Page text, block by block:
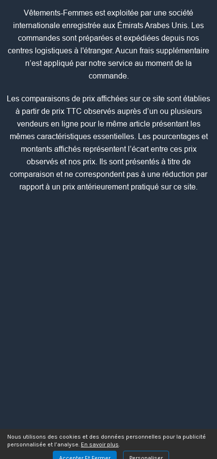
Vêtements-Femmes est exploitée par une société
internationale enregistrée aux Émirats Arabes Unis. Les
commandes sont préparées et expédiées depuis nos
centres logistiques à l'étranger. Aucun frais supplémentaire
n’est appliqué par notre service au moment de la
commande.
Les comparaisons de prix affichées sur ce site sont établies
à partir de prix TTC observés auprès d’un ou plusieurs
vendeurs en ligne pour le même article présentant les
mêmes caractéristiques essentielles. Les pourcentages et
montants affichés représentent l’écart entre ces prix
observés et nos prix. Ils sont présentés à titre de
comparaison et ne correspondent pas à une réduction par
rapport à un prix antérieurement pratiqué sur ce site.
Nous utilisons des cookies et des données personnelles pour la publicité
personnalisée et l’analyse. En savoir plus.